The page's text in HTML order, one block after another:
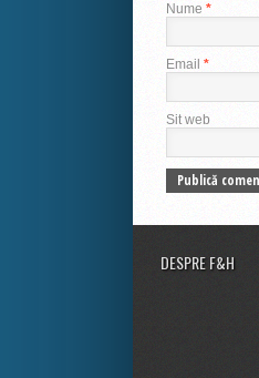
Nume*
Email*
Sit web
DESPRE F&H